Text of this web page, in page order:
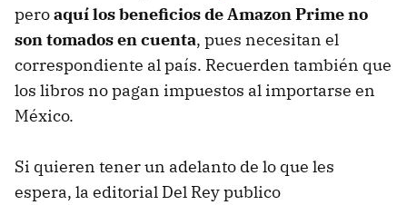
peroaquí los beneficios de Amazon Prime no
son tomados en cuenta, pues necesitan el
correspondiente al país. Recuerden también que
los libros no pagan impuestos al importarse en
México.
Si quieren tener un adelanto de lo que les
espera, la editorial Del Rey publico